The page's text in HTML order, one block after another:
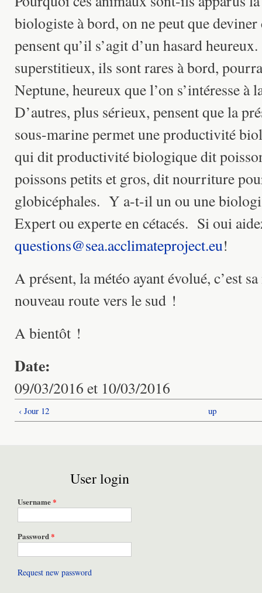
biologiste à bord, on ne peut que
pensent qu’il s’agit d’un hasard
superstitieux, ils sont rares à bord,
Neptune, heureux que l’on s’intéresse
D’autres, plus sérieux, pensent que la
sous-marine permet une productivité
qui dit productivité biologique dit
poissons petits et gros, dit nourriture
globicéphales. Y a-t-il un ou une
Expert ou experte en cétacés. Si oui
questions@sea.acclimateproject.eu!
A présent, la météo ayant évolué, c’est
nouveau route vers le sud !
A bientôt !
Date:
09/03/2016 et 10/03/2016
‹ Jour 12 up
User login
Username*
Password*
Request new password